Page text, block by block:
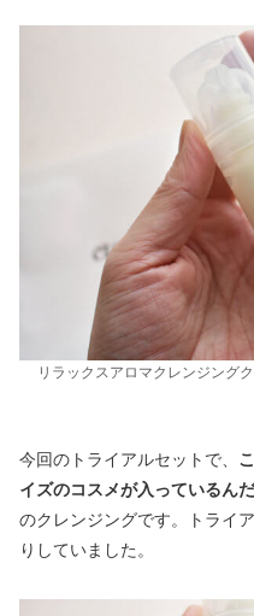
リラックスアロマクレンジング
今回のトライアルセットで、
イズのコスメが入っているん
のクレンジングです。トライ
りしていました。